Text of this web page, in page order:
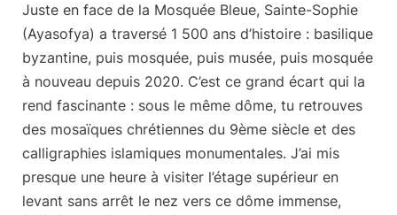
Juste en face de la Mosquée Bleue, Sainte-Sophie
(Ayasofya) a traversé 1 500 ans d’histoire : basilique
byzantine, puis mosquée, puis musée, puis mosquée
à nouveau depuis 2020. C’est ce grand écart qui la
rend fascinante : sous le même dôme, tu retrouves
des mosaïques chrétiennes du 9ème siècle et des
calligraphies islamiques monumentales. J’ai mis
presque une heure à visiter l’étage supérieur en
levant sans arrêt le nez vers ce dôme immense,